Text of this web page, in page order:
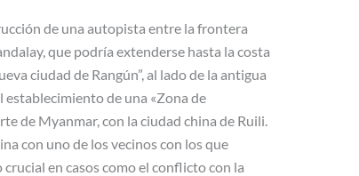
de una autopista entre la frontera
que podría extenderse hasta la costa
ciudad de Rangún”, al lado de la antigua
de una «Zona de
de Myanmar, con la ciudad china de Ruili.
con uno de los vecinos con los que
en casos como el conflicto con la